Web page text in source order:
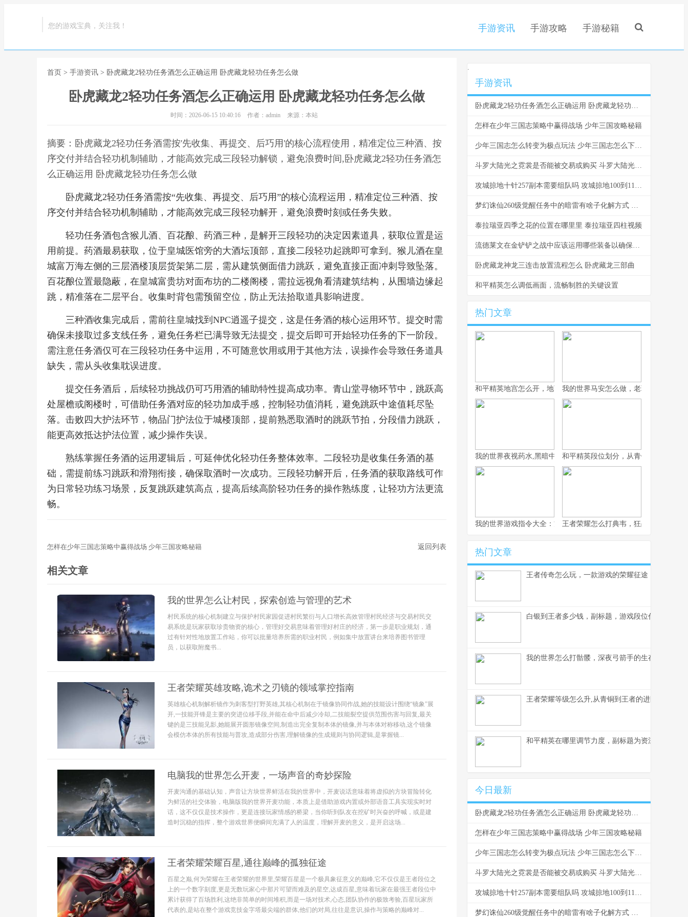
您的游戏宝典，关注我！ 手游资讯 手游攻略 手游秘籍
首页 > 手游资讯 > 卧虎藏龙2轻功任务酒怎么正确运用 卧虎藏龙轻功任务怎么做
卧虎藏龙2轻功任务酒怎么正确运用 卧虎藏龙轻功任务怎么做
时间：2026-06-15 10:40:16 作者：admin 来源：本站
摘要：卧虎藏龙2轻功任务酒需按'先收集、再提交、后巧用'的核心流程使用，精准定位三种酒、按
序交付并结合轻功机制辅助，才能高效完成三段轻功解锁，避免浪费时间,卧虎藏龙2轻功任务酒怎
么正确运用 卧虎藏龙轻功任务怎么做
卧虎藏龙2轻功任务酒需按“先收集、再提交、后巧用”的核心流程运用，精准定位三种酒、按
序交付并结合轻功机制辅助，才能高效完成三段轻功解开，避免浪费时刻或任务失败。
轻功任务酒包含猴儿酒、百花酿、药酒三种，是解开三段轻功的决定因素道具，获取位置是运
用前提。药酒最易获取，位于皇城医馆旁的大酒坛顶部，直接二段轻功起跳即可拿到。猴儿酒在皇
城富万海左侧的三层酒楼顶层货架第二层，需从建筑侧面借力跳跃，避免直接正面冲刺导致坠落。
百花酿位置最隐蔽，在皇城富贵坊对面布坊的二楼阁楼，需拉远视角看清建筑结构，从围墙边缘起
跳，精准落在二层平台。收集时背包需预留空位，防止无法拾取道具影响进度。
三种酒收集完成后，需前往皇城找到NPC逍遥子提交，这是任务酒的核心运用环节。提交时需
确保未接取过多支线任务，避免任务栏已满导致无法提交，提交后即可开始轻功任务的下一阶段。
需注意任务酒仅可在三段轻功任务中运用，不可随意饮用或用于其他方法，误操作会导致任务道具
缺失，需从头收集耽误进度。
提交任务酒后，后续轻功挑战仍可巧用酒的辅助特性提高成功率。青山堂寻物环节中，跳跃高
处屋檐或阁楼时，可借助任务酒对应的轻功加成手感，控制轻功值消耗，避免跳跃中途值耗尽坠
落。击败四大护法环节，物品门护法位于城楼顶部，提前熟悉取酒时的跳跃节拍，分段借力跳跃，
能更高效抵达护法位置，减少操作失误。
熟练掌握任务酒的运用逻辑后，可延伸优化轻功任务整体效率。二段轻功是收集任务酒的基
础，需提前练习跳跃和滑翔衔接，确保取酒时一次成功。三段轻功解开后，任务酒的获取路线可作
为日常轻功练习场景，反复跳跃建筑高点，提高后续高阶轻功任务的操作熟练度，让轻功方法更流
畅。
怎样在少年三国志策略中赢得战场 少年三国攻略秘籍 返回列表
相关文章
我的世界怎么让村民，探索创造与管理的艺术
村民系统的核心机制建立与保护村民家园促进村民繁衍与人口增长高效管理村民经济与交易村民交
易系统是玩家获取珍贵物资的核心，管理好交易意味着管理好村庄的经济，第一步是职业规划，通
过有针对性地放置工作站，你可以批量培养所需的职业村民，例如集中放置讲台来培养图书管理
员，以获取附魔书...
王者荣耀英雄攻略,诡术之刃镜的领域掌控指南
英雄核心机制解析镜作为刺客型打野英雄,其核心机制在于镜像协同作战,她的技能设计围绕“镜象”展
开,一技能开锋是主要的突进位移手段,并能在命中后减少冷却,二技能裂空提供范围伤害与回复,最关
键的是三技能见影,她能展开圆形镜像空间,制造出完全复制本体的镜像,并与本体对称移动,这个镜像
会模仿本体的所有技能与普攻,造成部分伤害,理解镜像的生成规则与协同逻辑,是掌握镜...
电脑我的世界怎么开麦，一场声音的奇妙探险
开麦沟通的基础认知，声音让方块世界鲜活在我的世界中，开麦说话意味着将虚拟的方块冒险转化
为鲜活的社交体验，电脑版我的世界开麦功能，本质上是借助游戏内置或外部语音工具实现实时对
话，这不仅仅是技术操作，更是连接玩家情感的桥梁，当你听到队友在挖矿时兴奋的呼喊，或是建
造时沉稳的指挥，整个游戏世界便瞬间充满了人的温度，理解开麦的意义，是开启这场...
王者荣耀荣耀百星,通往巅峰的孤独征途
百星之巅,何为荣耀在王者荣耀的世界里,荣耀百星是一个极具象征意义的巅峰,它不仅仅是王者段位之
上的一个数字刻度,更是无数玩家心中那片可望而难及的星空,达成百星,意味着玩家在最强王者段位中
累计获得了百场胜利,这绝非简单的时间堆积,而是一场对技术,心态,团队协作的极致考验,百星玩家所
代表的,是站在整个游戏竞技金字塔最尖端的群体,他们的对局,往往是意识,操作与策略的巅峰对...
.
手游资讯
卧虎藏龙2轻功任务酒怎么正确运用 卧虎藏龙轻功任务怎么做
怎样在少年三国志策略中赢得战场 少年三国攻略秘籍
少年三国志怎么转变为极点玩法 少年三国志怎么下武将
斗罗大陆光之霓裳是否能被交易或购买 斗罗大陆光之霓裳碎片怎么获得的
攻城掠地十针257副本需要组队吗 攻城掠地100到110级攻略
梦幻诛仙260级觉醒任务中的暗雷有啥子化解方式 梦幻诛仙260级觉醒怎么弄
泰拉瑞亚四季之花的位置在哪里里 泰拉瑞亚四柱视频
流德莱文在金铲铲之战中应该运用哪些装备以确保胜利 德莱文金铲铲阵容s1
卧虎藏龙神龙三连击放置流程怎么 卧虎藏龙三部曲
和平精英怎么调低画面，流畅制胜的关键设置
热门文章
和平精英地宫怎么开，地下迷城的探险指南我的世界马安怎么做，老玩家教你获得
我的世界夜视药水,黑暗中的黄金钥匙,副标题,从酿造到探险的完整
和平精英段位划分，从青铜到战神的血
我的世界游戏指令大全：方块世界的代码艺术王者荣耀怎么打典韦，狂战士的克制
热门文章
王者传奇怎么玩，一款游戏的荣耀征途
白银到王者多少钱，副标题，游戏段位代练市场的
我的世界怎么打骷髅，深夜弓箭手的生存指南
王者荣耀等级怎么升,从青铜到王者的进阶之路副标
和平精英在哪里调节力度，副标题为资深玩家分享
今日最新
卧虎藏龙2轻功任务酒怎么正确运用 卧虎藏龙轻功任务怎么做
怎样在少年三国志策略中赢得战场 少年三国攻略秘籍
少年三国志怎么转变为极点玩法 少年三国志怎么下武将
斗罗大陆光之霓裳是否能被交易或购买 斗罗大陆光之霓裳碎片怎么获得的
攻城掠地十针257副本需要组队吗 攻城掠地100到110级攻略
梦幻诛仙260级觉醒任务中的暗雷有啥子化解方式 梦幻诛仙260级觉醒怎么弄